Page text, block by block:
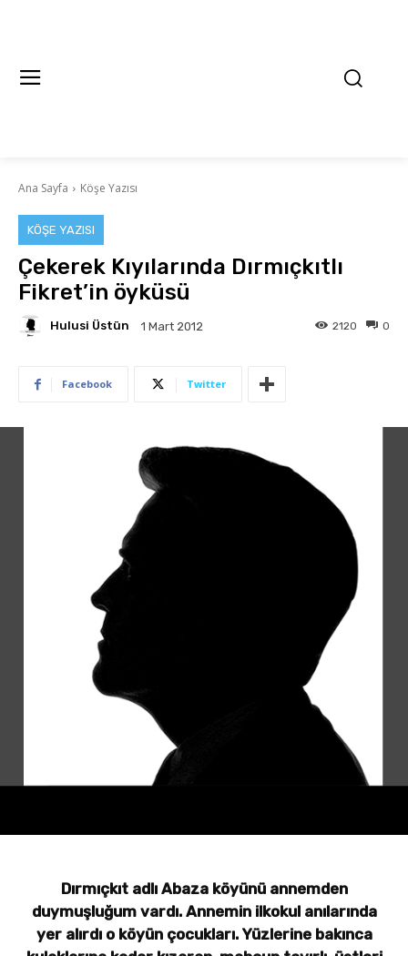
Ana Sayfa Köşe Yazısı
KÖŞE YAZISI
Çekerek Kıyılarında Dırmıçkıtlı
Fikret’in öyküsü
Hulusi Üstün 1 Mart 2012 0
2120
Facebook Twitter
Dırmıçkıt adlı Abaza köyünü annemden
duymuşluğum vardı. Annemin ilkokul anılarında
yer alırdı o köyün çocukları. Yüzlerine bakınca